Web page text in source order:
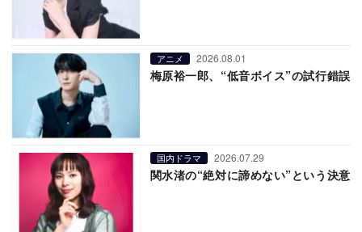
アニメ 2026.08.01
梅原裕一郎、“低音ボイス”の試行錯誤
国内ドラマ 2026.07.29
関水渚の“絶対に諦めない”という決意